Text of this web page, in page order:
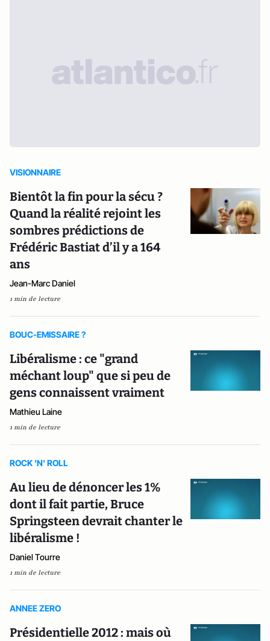
VISIONNAIRE
Bientôt la fin pour la sécu ?
Quand la réalité rejoint les
sombres prédictions de
Frédéric Bastiat d’il y a 164
ans
Jean-Marc Daniel
1 min de lecture
BOUC-EMISSAIRE ?
Libéralisme : ce "grand
méchant loup" que si peu de
gens connaissent vraiment
Mathieu Laine
1 min de lecture
ROCK 'N' ROLL
Au lieu de dénoncer les 1%
dont il fait partie, Bruce
Springsteen devrait chanter le
libéralisme !
Daniel Tourre
1 min de lecture
ANNEE ZERO
Présidentielle 2012 : mais où